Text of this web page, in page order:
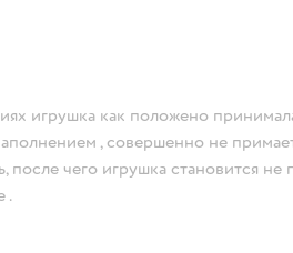
игрушка как положено
, совершенно не
после чего игрушка становится
.